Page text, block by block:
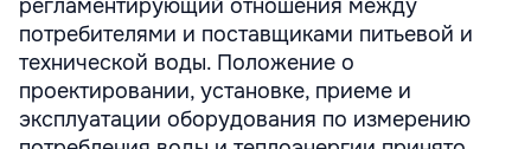
регламентирующий отношения между
потребителями и поставщиками питьевой и
технической воды. Положение о
проектировании, установке, приеме и
эксплуатации оборудования по измерению